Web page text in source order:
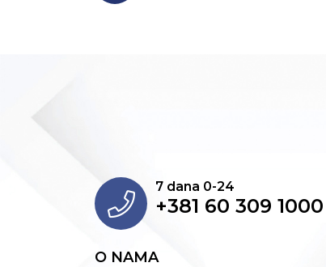
7 dana 0-24
+381 60 309 1000
O NAMA